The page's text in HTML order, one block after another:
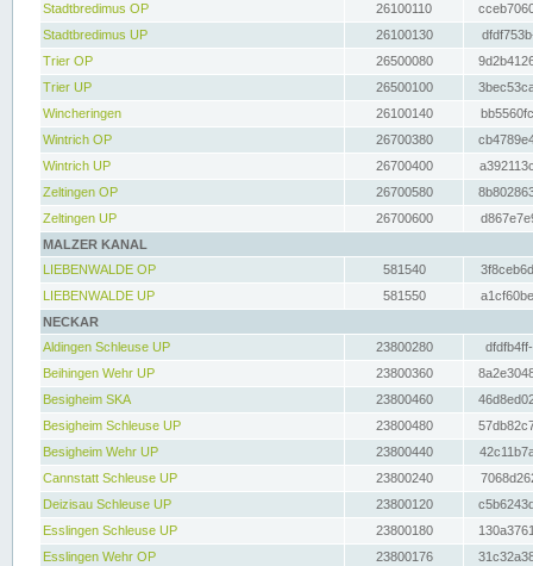
Stadtbredimus OP
26100110
Stadtbredimus UP
26100130
Trier OP
26500080
Trier UP
26500100
Wincheringen
26100140
Wintrich OP
26700380
Wintrich UP
26700400
Zeltingen OP
26700580
Zeltingen UP
26700600
MALZER KANAL
LIEBENWALDE OP
581540
LIEBENWALDE UP
581550
NECKAR
Aldingen Schleuse UP
23800280
Beihingen Wehr UP
23800360
Besigheim SKA
23800460
Besigheim Schleuse UP
23800480
Besigheim Wehr UP
23800440
Cannstatt Schleuse UP
23800240
Deizisau Schleuse UP
23800120
Esslingen Schleuse UP
23800180
Esslingen Wehr OP
23800176